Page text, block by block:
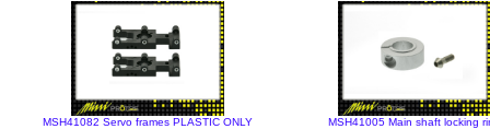
MSH41082 Servo frames PLASTIC ONLY MSH41005 Main shaft locking